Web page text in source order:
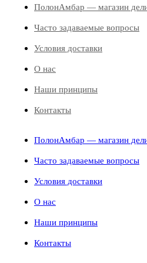
ПолонАмбар — магазин
Часто задаваемые вопросы
Условия доставки
О нас
Наши принципы
Контакты
ПолонАмбар — магазин
Часто задаваемые вопросы
Условия доставки
О нас
Наши принципы
Контакты